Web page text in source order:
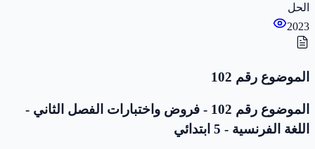
الحل
2023
الموضوع رقم 102
الموضوع رقم 102 - فروض واختبارات الفصل الثاني -
اللغة الفرنسية - 5 ابتدائي